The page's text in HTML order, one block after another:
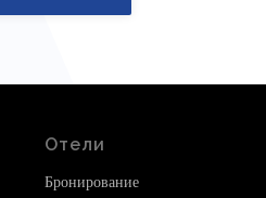
Отели
Бронирование